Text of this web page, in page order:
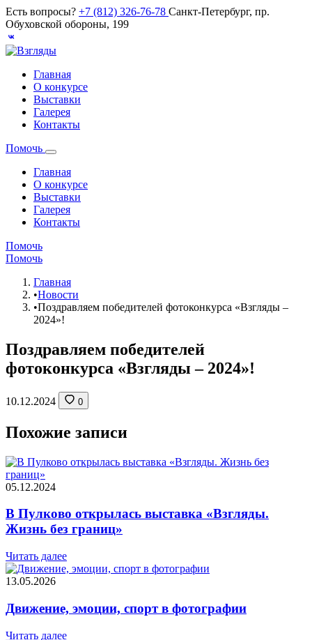
Есть вопросы? +7 (812) 326-76-78 Санкт-Петербург, пр.
Обуховской обороны, 199
Главная
О конкурсе
Выставки
Галерея
Контакты
Помочь
Главная
О конкурсе
Выставки
Галерея
Контакты
Помочь
Помочь
Главная
•Новости
•Поздравляем победителей фотоконкурса «Взгляды –
2024»!
Поздравляем победителей
фотоконкурса «Взгляды – 2024»!
10.12.2024 0
Похожие записи
05.12.2024
В Пулково открылась выставка «Взгляды.
Жизнь без границ»
Читать далее
13.05.2026
Движение, эмоции, спорт в фотографии
Читать далее